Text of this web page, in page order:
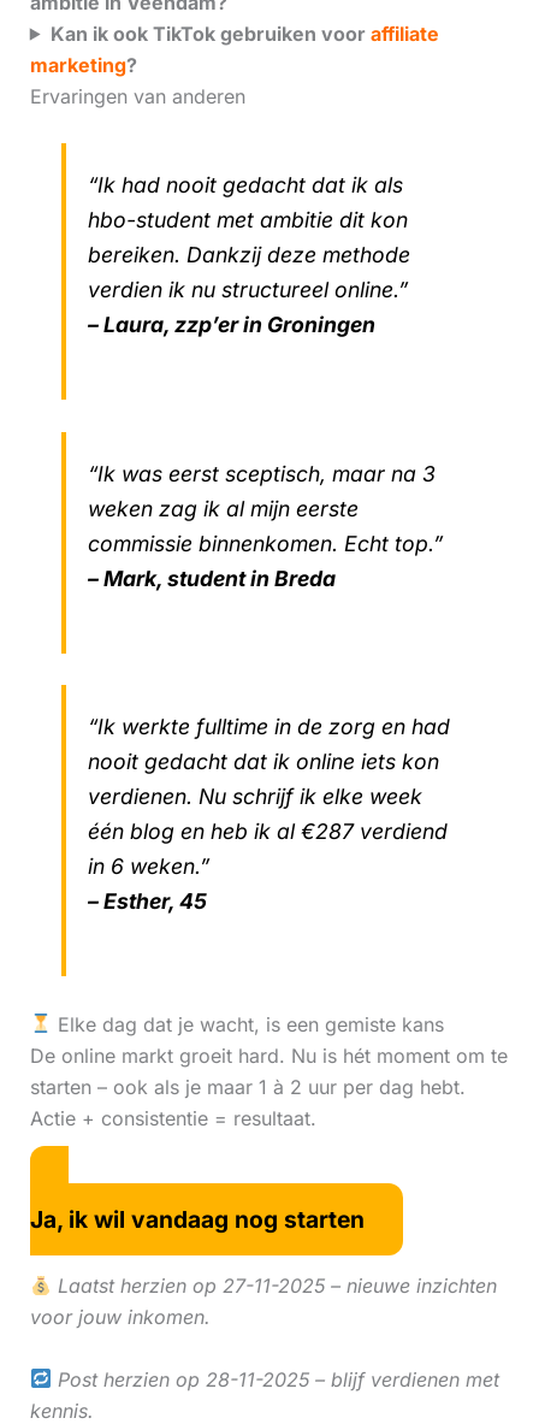
Kan ik ook TikTok gebruiken voor affiliate
marketing?
Ervaringen van anderen
“Ik had nooit gedacht dat ik als
hbo-student met ambitie dit kon
bereiken. Dankzij deze methode
verdien ik nu structureel online.”
– Laura, zzp’er in Groningen
“Ik was eerst sceptisch, maar na 3
weken zag ik al mijn eerste
commissie binnenkomen. Echt top.”
– Mark, student in Breda
“Ik werkte fulltime in de zorg en had
nooit gedacht dat ik online iets kon
verdienen. Nu schrijf ik elke week
één blog en heb ik al €287 verdiend
in 6 weken.”
– Esther, 45
Elke dag dat je wacht, is een gemiste kans
De online markt groeit hard. Nu is hét moment om te
starten – ook als je maar 1 à 2 uur per dag hebt.
Actie + consistentie = resultaat.
Ja, ik wil vandaag nog starten
Laatst herzien op 27-11-2025 – nieuwe inzichten
voor jouw inkomen.
Post herzien op 28-11-2025 – blijf verdienen met
kennis.